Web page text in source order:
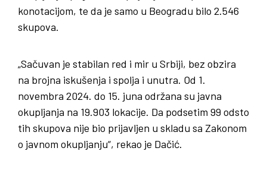
konotacijom, te da je samo u Beogradu bilo 2.546
skupova.
„Sačuvan je stabilan red i mir u Srbiji, bez obzira
na brojna iskušenja i spolja i unutra. Od 1.
novembra 2024. do 15. juna održana su javna
okupljanja na 19.903 lokacije. Da podsetim 99 odsto
tih skupova nije bio prijavljen u skladu sa Zakonom
o javnom okupljanju“, rekao je Dačić.